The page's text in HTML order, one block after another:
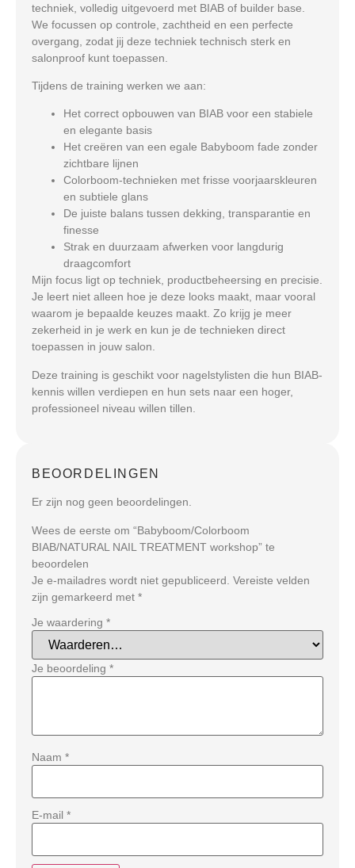
techniek, volledig uitgevoerd met BIAB of builder base.
We focussen op controle, zachtheid en een perfecte
overgang, zodat jij deze techniek technisch sterk en
salonproof kunt toepassen.
Tijdens de training werken we aan:
Het correct opbouwen van BIAB voor een stabiele
en elegante basis
Het creëren van een egale Babyboom fade zonder
zichtbare lijnen
Colorboom-technieken met frisse voorjaarskleuren
en subtiele glans
De juiste balans tussen dekking, transparantie en
finesse
Strak en duurzaam afwerken voor langdurig
draagcomfort
Mijn focus ligt op techniek, productbeheersing en precisie.
Je leert niet alleen hoe je deze looks maakt, maar vooral
waarom je bepaalde keuzes maakt. Zo krijg je meer
zekerheid in je werk en kun je de technieken direct
toepassen in jouw salon.
Deze training is geschikt voor nagelstylisten die hun BIAB-
kennis willen verdiepen en hun sets naar een hoger,
professioneel niveau willen tillen.
BEOORDELINGEN
Er zijn nog geen beoordelingen.
Wees de eerste om “Babyboom/Colorboom
BIAB/NATURAL NAIL TREATMENT workshop” te
beoordelen
Je e-mailadres wordt niet gepubliceerd. Vereiste velden
zijn gemarkeerd met *
Je waardering *
Je beoordeling *
Naam *
E-mail *